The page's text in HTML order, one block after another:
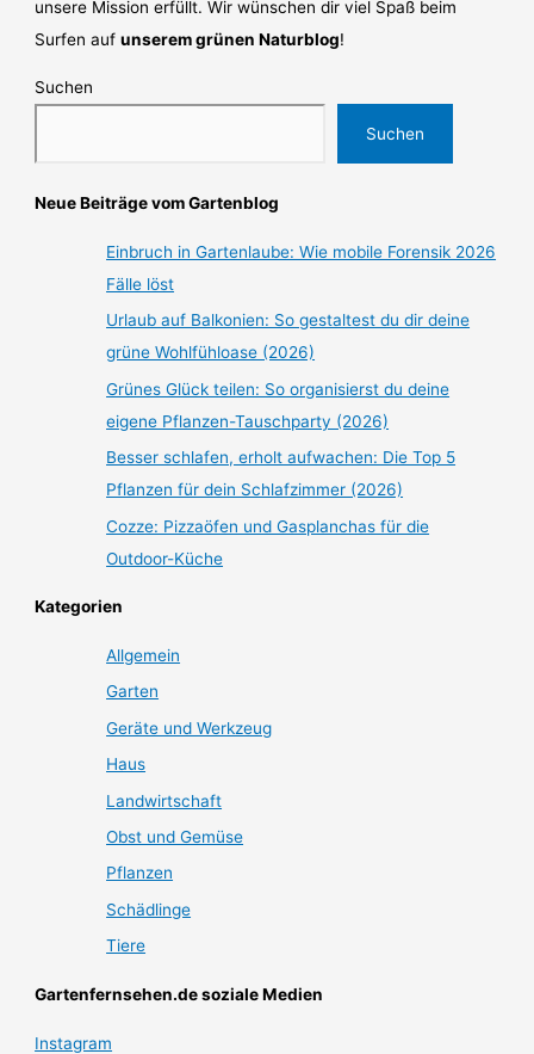
unsere Mission erfüllt. Wir wünschen dir viel Spaß beim
Surfen aufunserem grünen Naturblog!
Suchen
Suchen
Neue Beiträge vom Gartenblog
Einbruch in Gartenlaube: Wie mobile Forensik 2026
Fälle löst
Urlaub auf Balkonien: So gestaltest du dir deine
grüne Wohlfühloase (2026)
Grünes Glück teilen: So organisierst du deine
eigene Pflanzen-Tauschparty (2026)
Besser schlafen, erholt aufwachen: Die Top 5
Pflanzen für dein Schlafzimmer (2026)
Cozze: Pizzaöfen und Gasplanchas für die
Outdoor-Küche
Kategorien
Allgemein
Garten
Geräte und Werkzeug
Haus
Landwirtschaft
Obst und Gemüse
Pflanzen
Schädlinge
Tiere
Gartenfernsehen.de soziale Medien
Instagram